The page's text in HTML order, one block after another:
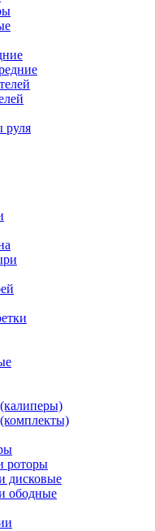
руля
роторы
дисковые
ободные